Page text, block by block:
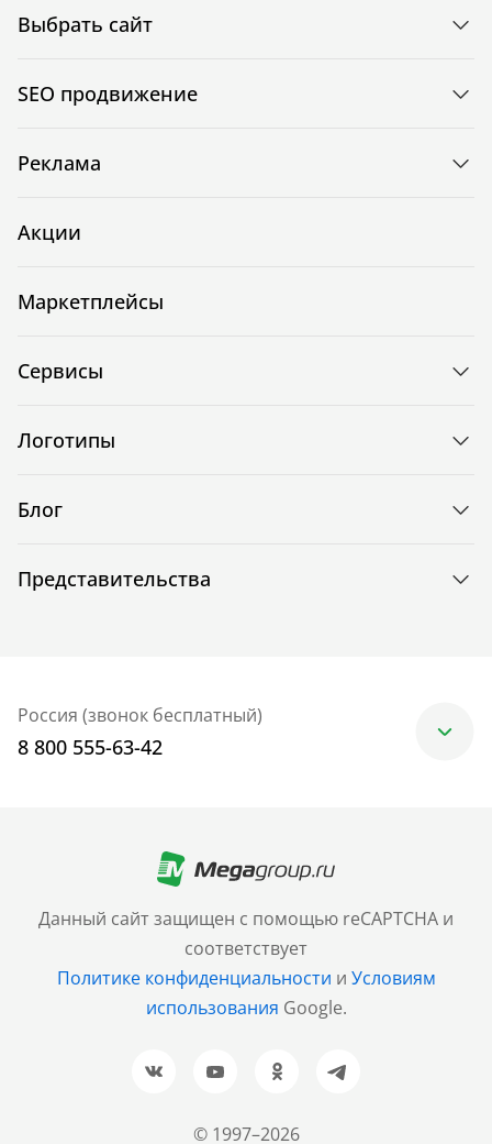
© 1997–2026
Данный сайт защищен с помощью reCAPTCHA и
соответствует
Политике конфиденциальности и Условиям
использования Google.
Выбрать сайт
SEO продвижение
Реклама
Акции
Маркетплейсы
Сервисы
Логотипы
Блог
Представительства
Россия (звонок бесплатный)
8 800 555-63-42
+7 (499) 705-30-10
Санкт-Петербург
+7 (812) 600-77-33
Барнаул
+7 (961) 999-93-93
Новосибирск